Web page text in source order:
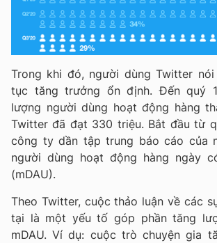
Trong khi đó, người dùng Twitter
tục tăng trưởng ổn định. Đến quý
lượng người dùng hoạt động hàng
Twitter đã đạt 330 triệu. Bắt đầu từ
công ty dần tập trung báo cáo của
người dùng hoạt động hàng ngày
(mDAU).
Theo Twitter, cuộc thảo luận về các
tại là một yếu tố góp phần tăng
mDAU. Ví dụ: cuộc trò chuyện gia